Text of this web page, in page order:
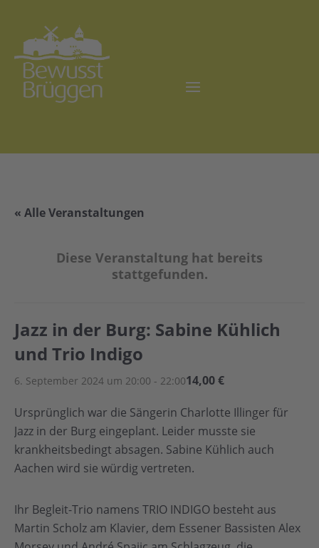
« Alle Veranstaltungen
Diese Veranstaltung hat bereits
stattgefunden.
Jazz in der Burg: Sabine Kühlich
und Trio Indigo
6. September 2024 um 20:00 - 22:0014,00 €
Ursprünglich war die Sängerin Charlotte Illinger für
Jazz in der Burg eingeplant. Leider musste sie
krankheitsbedingt absagen. Sabine Kühlich auch
Aachen wird sie würdig vertreten.
Ihr Begleit-Trio namens TRIO INDIGO besteht aus
Martin Scholz am Klavier, dem Essener Bassisten Alex